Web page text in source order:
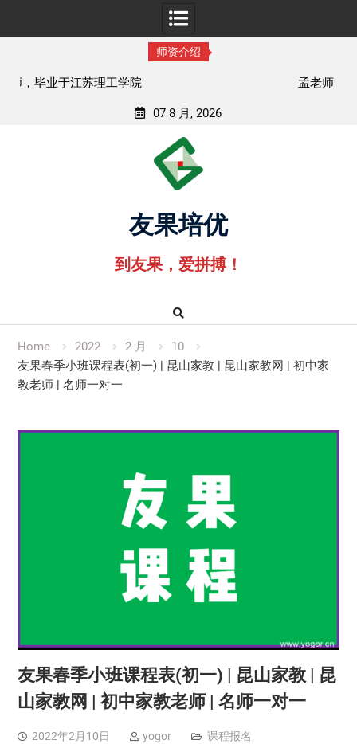
师资介绍
孟老师，毕业于湖北中医药大学
07 8 月, 2026
友果培优
到友果，爱拼搏！
Home 2022 2 月
10
友果春季小班课程表(初一) | 昆山家教 | 昆山家教网 | 初中家
教老师 | 名师一对一
友果春季小班课程表(初一) | 昆山家教 | 昆
山家教网 | 初中家教老师 | 名师一对一
2022年2月10日 yogor 课程报名